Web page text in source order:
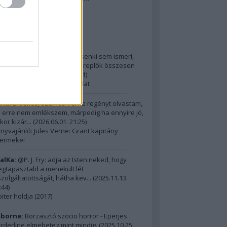
2014 ComingSoon - 5. rész
topikok
@Alick: Az Őslakót kb. senki sem ismeri,
hatalmas film, az itt szereplők összesen
2026.06.01. 21:31)
15 legnagyobb filmes fordulat
Érdekes, számos Verne regényt olvastam,
erre nem emlékszem, márpedig ha ennyire jó,
kizár... (2026.06.01. 21:25)
Jules Verne: Grant kapitány
@P. J. Fry: adja az Isten neked, hogy
a menekült lét
hátha kev... (2025.11.13.
)
holdja (2017)
Borzasztó szocio horror - Eperjes
elmebeteg mint mindig. (2025.10.25.